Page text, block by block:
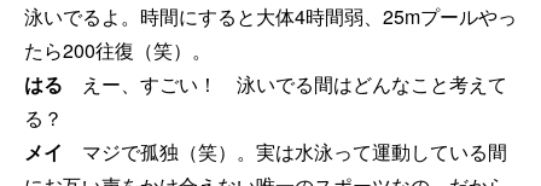
泳いでるよ。時間にすると大体4時間弱、25mプールやっ
たら200往復（笑）。
はる えー、すごい！ 泳いでる間はどんなこと考えて
る？
メイ マジで孤独（笑）。実は水泳って運動している間